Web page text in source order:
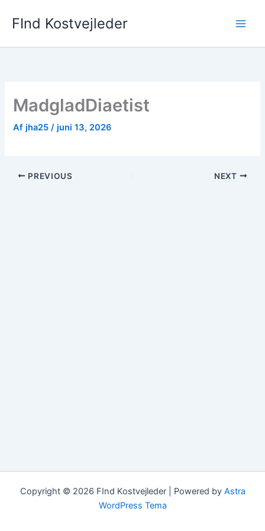
FInd Kostvejleder
MadgladDiaetist
Af jha25/ juni 13, 2026
PREVIOUS NEXT
Copyright © 2026 FInd Kostvejleder | Powered by Astra
WordPress Tema